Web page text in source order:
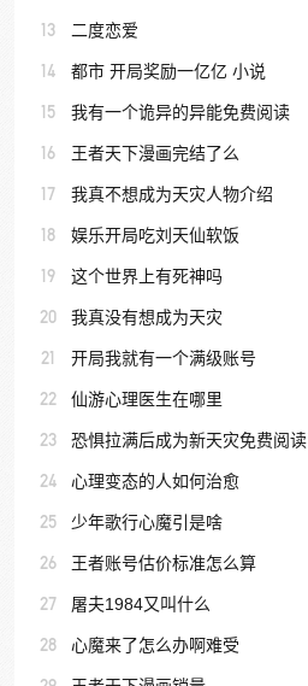
13 二度恋爱
14 都市 开局奖励一亿亿 小说
15 我有一个诡异的异能免费阅读
16 王者天下漫画完结了么
17 我真不想成为天灾人物介绍
18 娱乐开局吃刘天仙软饭
19 这个世界上有死神吗
20 我真没有想成为天灾
21 开局我就有一个满级账号
22 仙游心理医生在哪里
23 恐惧拉满后成为新天灾免费阅读
24 心理变态的人如何治愈
25 少年歌行心魔引是啥
26 王者账号估价标准怎么算
27 屠夫1984又叫什么
28 心魔来了怎么办啊难受